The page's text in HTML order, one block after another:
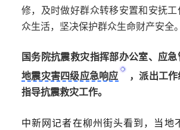
修，及时做好群众转移安置和安抚
众生活，坚决保护群众生命财产安全。
国务院抗震救灾指挥部办公室、应
地震灾害四级应急响应
，派出工
指导抗震救灾工作。
中新网记者在柳州街头看到，当地